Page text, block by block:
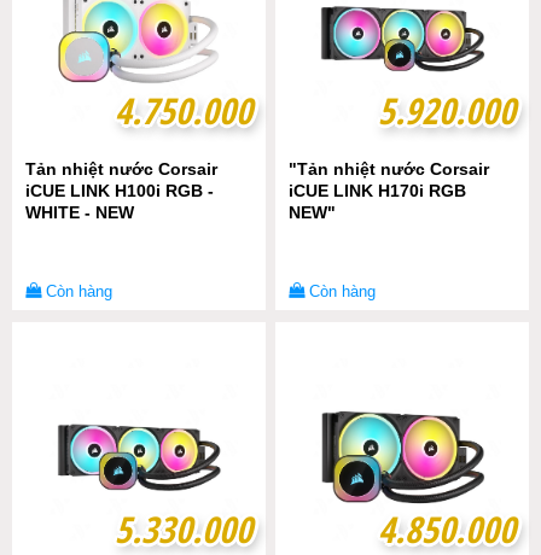
4.750.000
4.750.000
Tản nhiệt nước Corsair
iCUE LINK H100i RGB -
WHITE - NEW
Còn hàng
5.920.000
5.920.000
"Tản nhiệt nước Corsair
iCUE LINK H170i RGB
NEW"
Còn hàng
5.330.000
5.330.000 4.850.000
4.850.000